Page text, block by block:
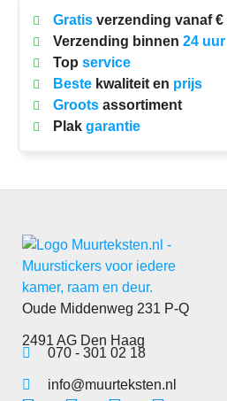
Gratisverzending vanaf €
Verzending binnen 24 uur
Top service
Bestekwaliteit en prijs
Grootsassortiment
Plak garantie
Oude Middenweg 231 P-Q
2491 AG Den Haag
070 - 301 02 18
info@muurteksten.nl